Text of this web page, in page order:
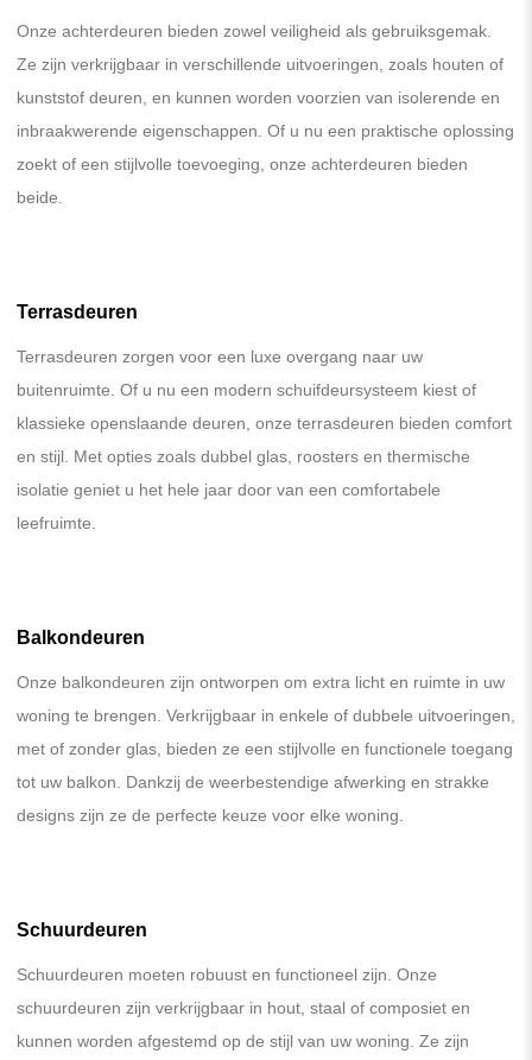
Onze achterdeuren bieden zowel veiligheid als gebruiksgemak.
Ze zijn verkrijgbaar in verschillende uitvoeringen, zoals houten of
kunststof deuren, en kunnen worden voorzien van isolerende en
inbraakwerende eigenschappen. Of u nu een praktische oplossing
zoekt of een stijlvolle toevoeging, onze achterdeuren bieden
beide.
Terrasdeuren
Terrasdeuren zorgen voor een luxe overgang naar uw
buitenruimte. Of u nu een modern schuifdeursysteem kiest of
klassieke openslaande deuren, onze terrasdeuren bieden comfort
en stijl. Met opties zoals dubbel glas, roosters en thermische
isolatie geniet u het hele jaar door van een comfortabele
leefruimte.
Balkondeuren
Onze balkondeuren zijn ontworpen om extra licht en ruimte in uw
woning te brengen. Verkrijgbaar in enkele of dubbele uitvoeringen,
met of zonder glas, bieden ze een stijlvolle en functionele toegang
tot uw balkon. Dankzij de weerbestendige afwerking en strakke
designs zijn ze de perfecte keuze voor elke woning.
Schuurdeuren
Schuurdeuren moeten robuust en functioneel zijn. Onze
schuurdeuren zijn verkrijgbaar in hout, staal of composiet en
kunnen worden afgestemd op de stijl van uw woning. Ze zijn